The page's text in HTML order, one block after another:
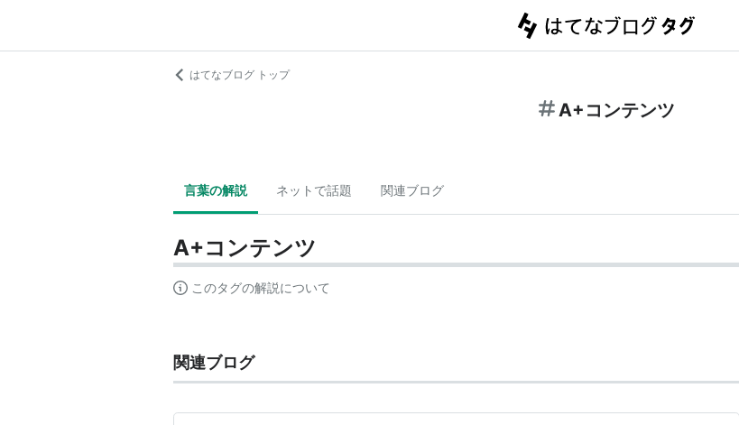
はてなブログ トップ
A+コンテンツ
言葉の解説 ネットで話題 関連ブログ
A+コンテンツ
このタグの解説について
関連ブログ